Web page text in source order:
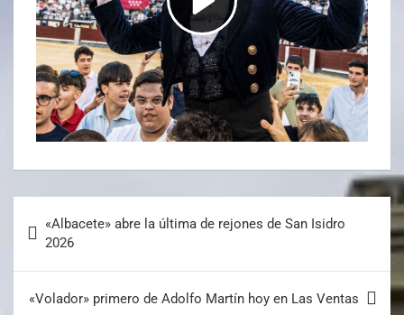
«Albacete» abre la última de rejones de San Isidro
2026
«Volador» primero de Adolfo Martín hoy en Las Ventas